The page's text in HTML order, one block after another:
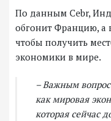
По данным Cebr,
обгонит Францию, а
чтобы получить
экономики в мире.
– Важным
как мировая
которая сейчас